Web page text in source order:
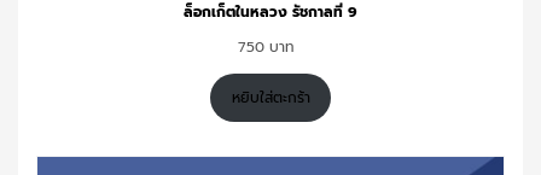
ล็อกเก็ตในหลวง รัชกาลที่ 9
750
หยิบใส่ตะกร้า